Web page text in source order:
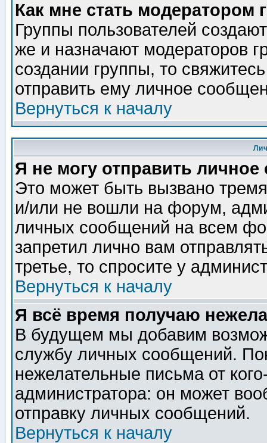
Как мне стать модератором
Группы пользователей
же и назначают модераторов
создании группы, то
отправить ему личное
Вернуться к началу
Я не могу отправить
Это может быть вызвано
и/или не вошли на форум,
личных сообщений на всем
запретил лично вам
третье, то спросите у
Вернуться к началу
Я всё время получаю
В будущем мы добавим
службу личных сообщений.
нежелательные письма от
администратора: он может
отправку личных сообщений.
Вернуться к началу